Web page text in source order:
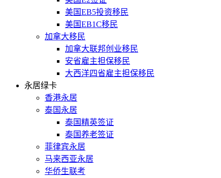
美国EB5投资移民
美国EB1C移民
加拿大移民
加拿大联邦创业移民
安省雇主担保移民
大西洋四省雇主担保移民
永居绿卡
香港永居
泰国永居
泰国精英签证
泰国养老签证
菲律宾永居
马来西亚永居
华侨生联考